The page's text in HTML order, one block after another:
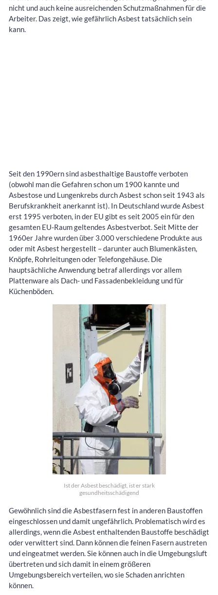
nicht und auch keine ausreichenden Schutzmaßnahmen für die
Arbeiter. Das zeigt, wie gefährlich Asbest tatsächlich sein
kann.
Seit den 1990ern sind asbesthaltige Baustoffe verboten
(obwohl man die Gefahren schon um 1900 kannte und
Asbestose und Lungenkrebs durch Asbest schon seit 1943 als
Berufskrankheit anerkannt ist). In Deutschland wurde Asbest
erst 1995 verboten, in der EU gibt es seit 2005 ein für den
gesamten EU-Raum geltendes Asbestverbot. Seit Mitte der
1960er Jahre wurden über 3.000 verschiedene Produkte aus
oder mit Asbest hergestellt – darunter auch Blumenkästen,
Knöpfe, Rohrleitungen oder Telefongehäuse. Die
hauptsächliche Anwendung betraf allerdings vor allem
Plattenware als Dach- und Fassadenbekleidung und für
Küchenböden.
Ist der Asbest beschädigt, ist er stark
gesundheitsschädigend
Gewöhnlich sind die Asbestfasern fest in anderen Baustoffen
eingeschlossen und damit ungefährlich. Problematisch wird es
allerdings, wenn die Asbest enthaltenden Baustoffe beschädigt
oder verwittert sind. Dann können die feinen Fasern austreten
und eingeatmet werden. Sie können auch in die Umgebungsluft
übertreten und sich damit in einem größeren
Umgebungsbereich verteilen, wo sie Schaden anrichten
können.